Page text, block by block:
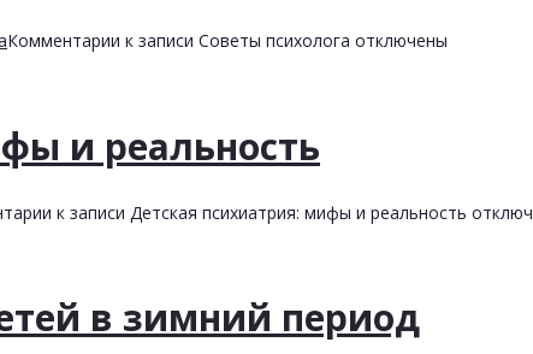
Комментарии к записи Советы психолога отключены
и реальность
к записи Детская психиатрия: мифы и реальность
в зимний период